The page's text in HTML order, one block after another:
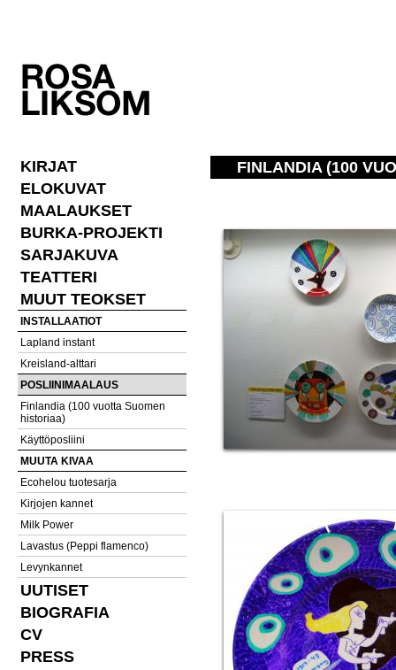
KIRJAT
ELOKUVAT
MAALAUKSET
BURKA-PROJEKTI
SARJAKUVA
TEATTERI
MUUT TEOKSET
INSTALLAATIOT
Lapland instant
Kreisland-alttari
POSLIINIMAALAUS
Finlandia (100 vuotta Suomen
historiaa)
Käyttöposliini
MUUTA KIVAA
Ecohelou tuotesarja
Kirjojen kannet
Milk Power
Lavastus (Peppi flamenco)
Levynkannet
UUTISET
BIOGRAFIA
CV
PRESS
FINLANDIA (100